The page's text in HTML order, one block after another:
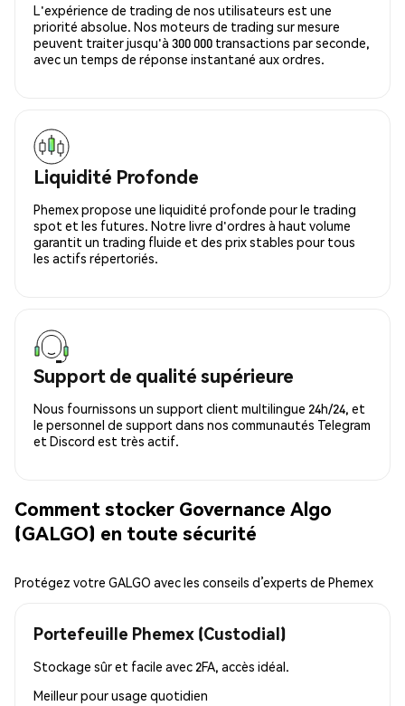
L'expérience de trading de nos utilisateurs est une
priorité absolue. Nos moteurs de trading sur mesure
peuvent traiter jusqu'à 300 000 transactions par seconde,
avec un temps de réponse instantané aux ordres.
Liquidité Profonde
Phemex propose une liquidité profonde pour le trading
spot et les futures. Notre livre d'ordres à haut volume
garantit un trading fluide et des prix stables pour tous
les actifs répertoriés.
Support de qualité supérieure
Nous fournissons un support client multilingue 24h/24, et
le personnel de support dans nos communautés Telegram
et Discord est très actif.
Comment stocker Governance Algo
(GALGO) en toute sécurité
Protégez votre GALGO avec les conseils d’experts de Phemex
Portefeuille Phemex (Custodial)
Stockage sûr et facile avec 2FA, accès idéal.
Meilleur pourusage quotidien